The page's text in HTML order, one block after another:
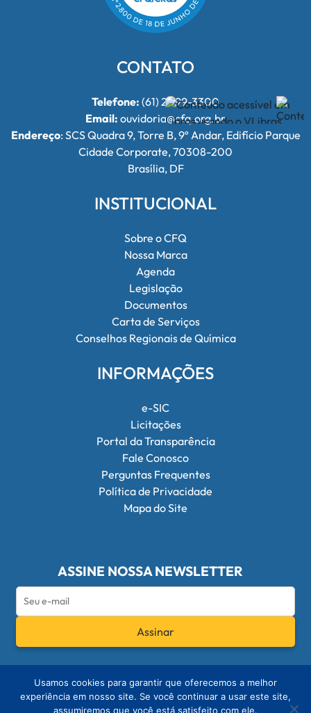
CONTATO
Telefone: (61) 2099-3300
Email: ouvidoria@cfq.org.br
Endereço: SCS Quadra 9, Torre B, 9º Andar, Edifício Parque
Cidade Corporate, 70308-200
Brasília, DF
INSTITUCIONAL
Sobre o CFQ
Nossa Marca
Agenda
Legislação
Documentos
Carta de Serviços
Conselhos Regionais de Química
INFORMAÇÕES
e-SIC
Licitações
Portal da Transparência
Fale Conosco
Perguntas Frequentes
Política de Privacidade
Mapa do Site
ASSINE NOSSA NEWSLETTER
Assinar
Redes Sociais do Conselho Federal de
Usamos cookies para garantir que oferecemos a melhor
experiência em nosso site. Se você continuar a usar este site,
assumiremos que você está satisfeito com ele.